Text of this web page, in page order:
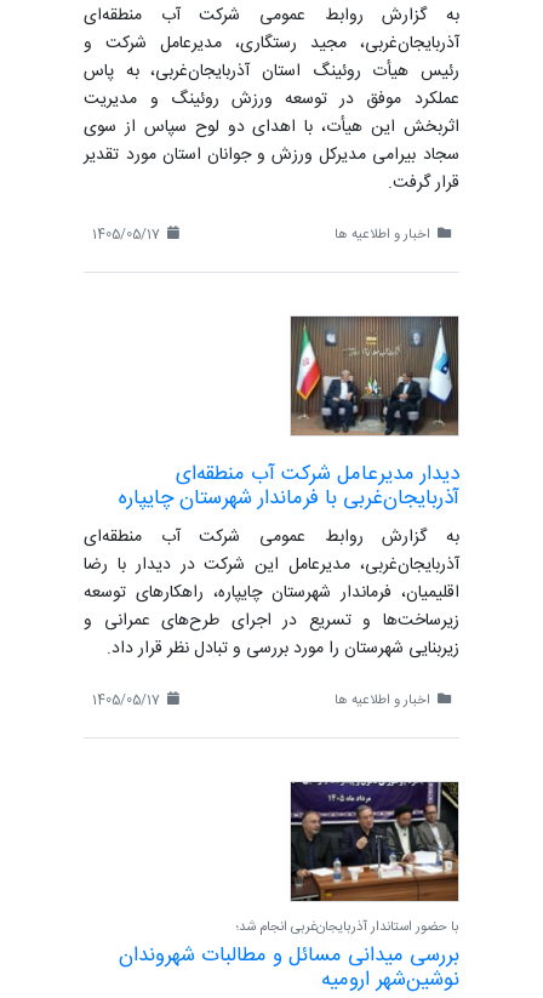
به گزارش روابط عمومی شرکت آب منطقه‌ای
آذربایجان‌غربی، مجید رستگاری، مدیرعامل شرکت و
رئیس هیأت روئینگ استان آذربایجان‌غربی، به پاس
عملکرد موفق در توسعه ورزش روئینگ و مدیریت
اثربخش این هیأت، با اهدای دو لوح سپاس از سوی
سجاد بیرامی مدیرکل ورزش و جوانان استان مورد تقدیر
قرار گرفت.
اخبار و اطلاعیه ها
دیدار مدیرعامل شرکت آب منطقه‌ای
آذربایجان‌غربی با فرماندار شهرستان چایپاره
به گزارش روابط عمومی شرکت آب منطقه‌ای
آذربایجان‌غربی، مدیرعامل این شرکت در دیدار با رضا
اقلیمیان، فرماندار شهرستان چایپاره، راهکارهای توسعه
زیرساخت‌ها و تسریع در اجرای طرح‌های عمرانی و
زیربنایی شهرستان را مورد بررسی و تبادل نظر قرار داد.
اخبار و اطلاعیه ها
با حضور استاندار آذربایجان‌غربی انجام شد؛
بررسی میدانی مسائل و مطالبات شهروندان
نوشین‌شهر ارومیه